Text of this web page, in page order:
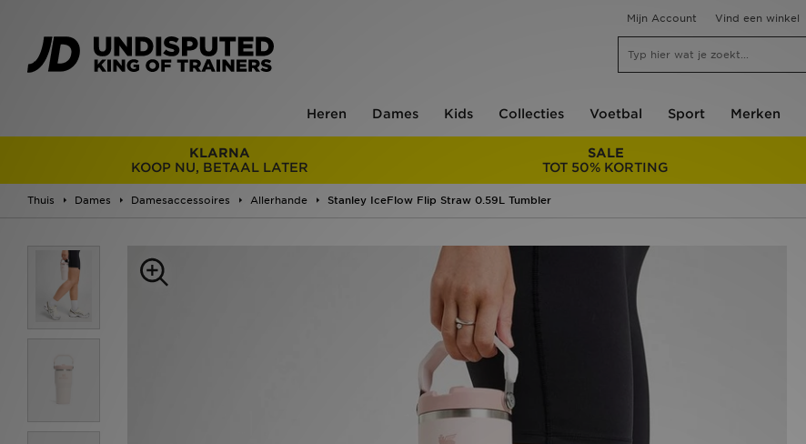
Mijn Account Vind een winkel
Heren Dames Kids Collecties Voetbal Sport Merken
KLARNA
KOOP NU, BETAAL LATER
SALE
TOT 50% KORTING
Thuis Dames Damesaccessoires Allerhande Stanley IceFlow Flip Straw 0.59L Tumbler